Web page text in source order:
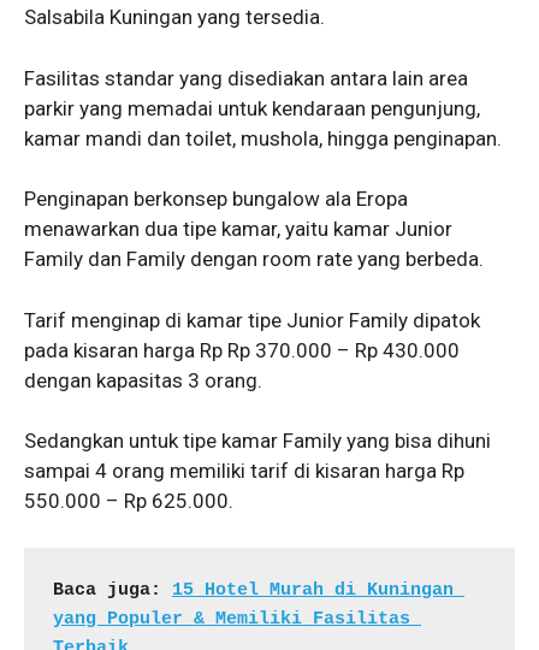
Salsabila Kuningan yang tersedia.
Fasilitas standar yang disediakan antara lain area
parkir yang memadai untuk kendaraan pengunjung,
kamar mandi dan toilet, mushola, hingga penginapan.
Penginapan berkonsep bungalow ala Eropa
menawarkan dua tipe kamar, yaitu kamar Junior
Family dan Family dengan room rate yang berbeda.
Tarif menginap di kamar tipe Junior Family dipatok
pada kisaran harga Rp Rp 370.000 – Rp 430.000
dengan kapasitas 3 orang.
Sedangkan untuk tipe kamar Family yang bisa dihuni
sampai 4 orang memiliki tarif di kisaran harga Rp
550.000 – Rp 625.000.
Baca juga: 15 Hotel Murah di Kuningan
yang Populer & Memiliki Fasilitas